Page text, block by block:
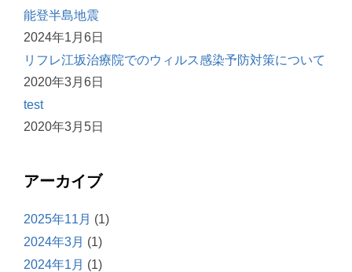
能登半島地震
2024年1月6日
リフレ江坂治療院でのウィルス感染予防対策について
2020年3月6日
test
2020年3月5日
アーカイブ
2025年11月 (1)
2024年3月 (1)
2024年1月 (1)